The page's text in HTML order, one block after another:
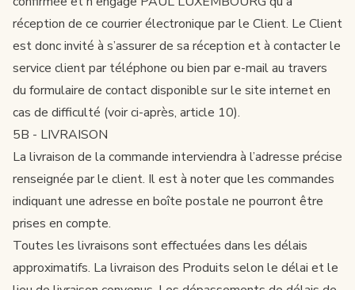
réception de ce courrier électronique par le Client. Le Client
est donc invité à s’assurer de sa réception et à contacter le
service client par téléphone ou bien par e-mail au travers
du formulaire de contact disponible sur le site internet en
cas de difficulté (voir ci-après, article 10).
5B - LIVRAISON
La livraison de la commande interviendra à l’adresse précise
renseignée par le client. Il est à noter que les commandes
indiquant une adresse en boîte postale ne pourront être
prises en compte.
Toutes les livraisons sont effectuées dans les délais
approximatifs. La livraison des Produits selon le délai et le